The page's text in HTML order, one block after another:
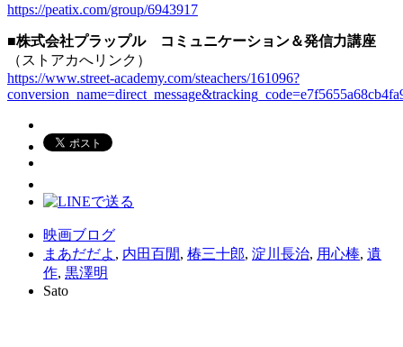
https://peatix.com/group/6943917
■株式会社プラップル コミュニケーション＆発信力講座
（ストアカへリンク）
https://www.street-academy.com/steachers/161096?
映画ブログ
まあだだよ , 内田百閒, 椿三十郎, 淀川長治, 用心棒, 遺
作, 黒澤明
Sato